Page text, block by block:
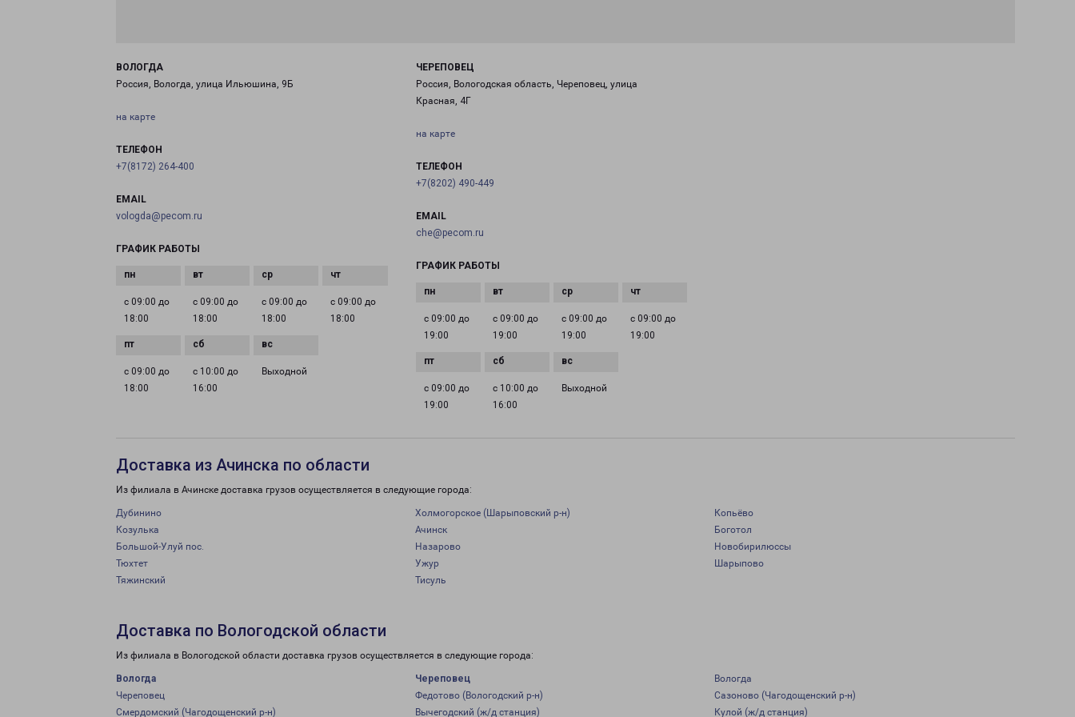
ВОЛОГДА
Россия, Вологда, улица Ильюшина, 9Б
на карте
ТЕЛЕФОН
+7(8172) 264-400
EMAIL
vologda@pecom.ru
ГРАФИК РАБОТЫ
с 09:00 до
18:00
с 09:00 до
18:00
с 09:00 до
18:00
с 09:00 до
18:00
с 09:00 до
18:00
с 10:00 до
16:00
Выходной
ЧЕРЕПОВЕЦ
Россия, Вологодская область, Череповец, улица
Красная, 4Г
на карте
ТЕЛЕФОН
+7(8202) 490-449
EMAIL
che@pecom.ru
ГРАФИК РАБОТЫ
с 09:00 до
19:00
с 09:00 до
19:00
с 09:00 до
19:00
с 09:00 до
19:00
с 09:00 до
19:00
с 10:00 до
16:00
Выходной
Доставка из Ачинска по области
Из филиала в Ачинске доставка грузов осуществляется в следующие города:
Дубинино Холмогорское (Шарыповский р-н)
Копьёво
Козулька
Ачинск
Боготол
Большой-Улуй пос.
Назарово
Новобирилюссы
Тюхтет
Ужур
Шарыпово
Тяжинский
Тисуль
Доставка по Вологодской области
Из филиала в Вологодской области доставка грузов осуществляется в следующие города:
Вологда Череповец
Вологда
Череповец
Федотово (Вологодский р-н)
Сазоново (Чагодощенский р-н)
Смердомский (Чагодощенский р-н)
Вычегодский (ж/д станция) Кулой (ж/д станция)